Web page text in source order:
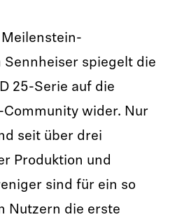
spiegelt die
25-Serie auf die
wider. Nur
seit über drei
Produktion und
sind für ein so
Nutzern die erste